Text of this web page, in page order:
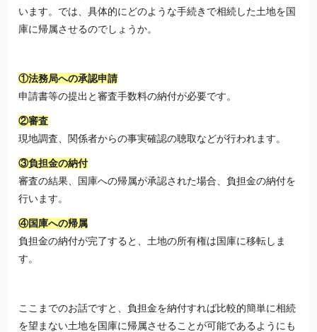
います。では、具体的にどのような手続きで相続した土地を国
庫に帰属させるのでしょうか。
①法務局への承認申請
申請書等の提出と審査手数料の納付が必要です。
②審査
現地調査、関係者からの事実確認の聴取などが行われます。
③負担金の納付
審査の結果、国庫への帰属が承認された場合、負担金の納付を
行います。
④国庫への帰属
負担金の納付が完了すると、土地の所有権は国庫に移転しま
す。
ここまでのお話ですと、負担金を納付すれば比較的簡単に相続
を望まない土地を国庫に帰属させることが可能であるようにも